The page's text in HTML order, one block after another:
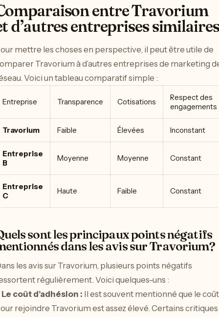
entre Travorium
d’autres entreprises similaires
mettre les choses en perspective, il peut être utile de
Travorium à d’autres entreprises de marketing
Voici un tableau comparatif simple :
Entreprise Transparence Cotisations
Respect des
engagements
Travorium Faible Élevées Inconstant
Entreprise
B
Moyenne Moyenne Constant
Entreprise
C
Haute Faible Constant
sont les principaux points négatifs
dans les avis sur Travorium?
les avis sur Travorium, plusieurs points négatifs
régulièrement. Voici quelques-uns :
Le coût d’adhésion : Il est souvent mentionné que le coût
rejoindre Travorium est assez élevé. Certains critiques